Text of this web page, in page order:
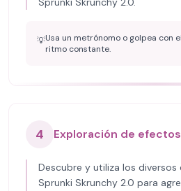
💡Usa un metrónomo o golpea con
ritmo constante.
4 Exploración de efectos
Descubre y utiliza los
Sprunki Skrunchy 2.0 para